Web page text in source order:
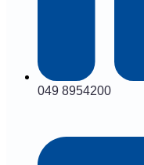
049 8954200